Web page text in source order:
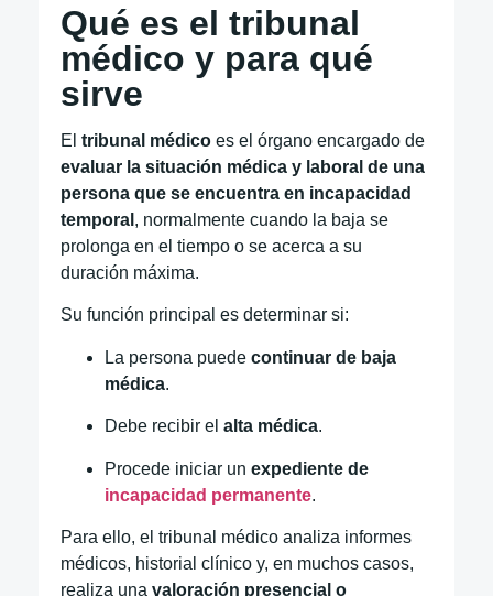
Qué es el tribunal
médico y para qué
sirve
El tribunal médico es el órgano encargado de
evaluar la situación médica y laboral de una
persona que se encuentra en incapacidad
temporal , normalmente cuando la baja se
prolonga en el tiempo o se acerca a su
duración máxima.
Su función principal es determinar si:
La persona puede continuar de baja
médica.
Debe recibir el alta médica.
Procede iniciar un expediente de
incapacidad permanente.
Para ello, el tribunal médico analiza informes
médicos, historial clínico y, en muchos casos,
realiza una valoración presencial o